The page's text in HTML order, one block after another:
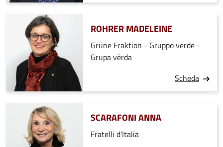
ROHRER MADELEINE
Grüne Fraktion - Gruppo verde -
Grupa vërda
Scheda
SCARAFONI ANNA
Fratelli d'Italia